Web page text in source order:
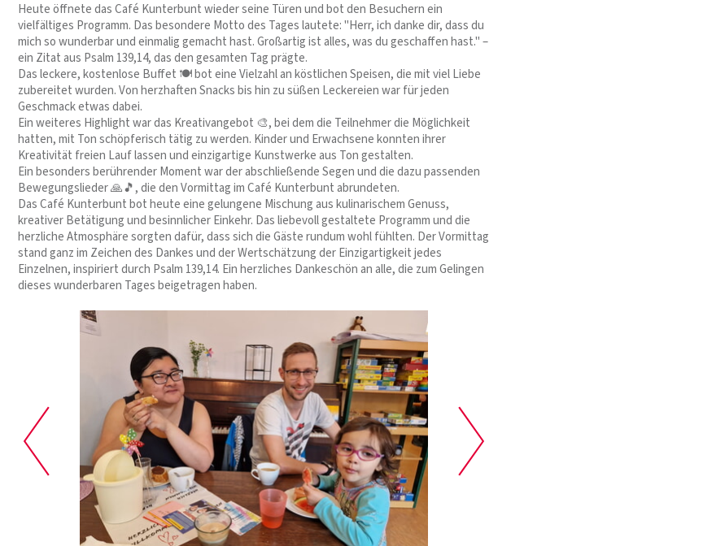
Heute öffnete das Café Kunterbunt wieder seine Türen und bot den Besuchern ein
vielfältiges Programm. Das besondere Motto des Tages lautete: "Herr, ich danke dir, dass du
mich so wunderbar und einmalig gemacht hast. Großartig ist alles, was du geschaffen hast." –
ein Zitat aus Psalm 139,14, das den gesamten Tag prägte.
Das leckere, kostenlose Buffet 🍽️ bot eine Vielzahl an köstlichen Speisen, die mit viel Liebe
zubereitet wurden. Von herzhaften Snacks bis hin zu süßen Leckereien war für jeden
Geschmack etwas dabei.
Ein weiteres Highlight war das Kreativangebot 🎨, bei dem die Teilnehmer die Möglichkeit
hatten, mit Ton schöpferisch tätig zu werden. Kinder und Erwachsene konnten ihrer
Kreativität freien Lauf lassen und einzigartige Kunstwerke aus Ton gestalten.
Ein besonders berührender Moment war der abschließende Segen und die dazu passenden
Bewegungslieder 🙏🎵, die den Vormittag im Café Kunterbunt abrundeten.
Das Café Kunterbunt bot heute eine gelungene Mischung aus kulinarischem Genuss,
kreativer Betätigung und besinnlicher Einkehr. Das liebevoll gestaltete Programm und die
herzliche Atmosphäre sorgten dafür, dass sich die Gäste rundum wohl fühlten. Der Vormittag
stand ganz im Zeichen des Dankes und der Wertschätzung der Einzigartigkeit jedes
Einzelnen, inspiriert durch Psalm 139,14. Ein herzliches Dankeschön an alle, die zum Gelingen
dieses wunderbaren Tages beigetragen haben.